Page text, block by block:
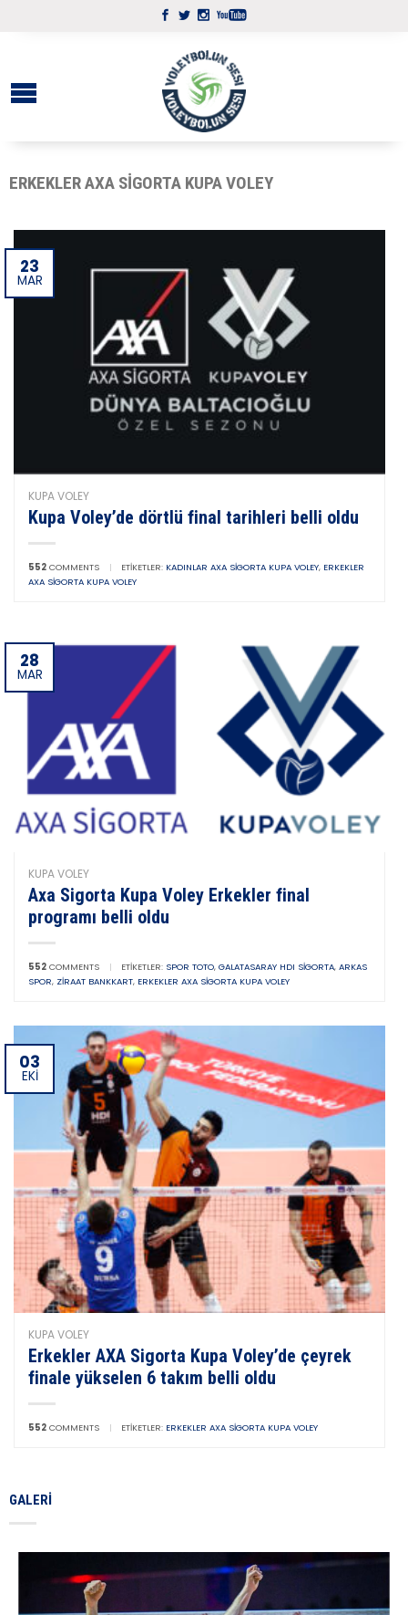
ERKEKLER AXA SIGORTA KUPA VOLEY
23
MAR
KUPA VOLEY
Kupa Voley’de dörtlü final tarihleri belli oldu
552 COMMENTS | ETIKETLER: KADINLAR AXA SIGORTA KUPA VOLEY, ERKEKLER
AXA SIGORTA KUPA VOLEY
28
MAR
KUPA VOLEY
Axa Sigorta Kupa Voley Erkekler final
programı belli oldu
552 COMMENTS | ETIKETLER: SPOR TOTO, GALATASARAY HDI SIGORTA, ARKAS
SPOR, ZIRAAT BANKKART, ERKEKLER AXA SIGORTA KUPA VOLEY
03
EKI
KUPA VOLEY
Erkekler AXA Sigorta Kupa Voley’de çeyrek
finale yükselen 6 takım belli oldu
552 COMMENTS | ETIKETLER: ERKEKLER AXA SIGORTA KUPA VOLEY
GALERI